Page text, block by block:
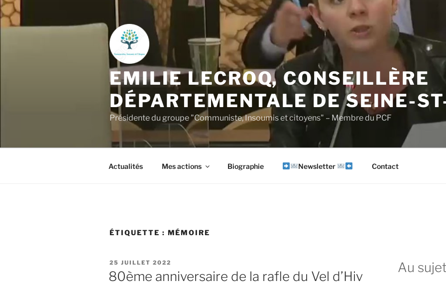
Aller
au
contenu
EMILIE LECROQ, CONSEILLÈRE
DÉPARTEMENTALE DE SEINE-
Présidente du groupe "Communiste, Insoumis et citoyens" – Membre du PCF
Actualités Mes actions Biographie Newsletter Contact
ÉTIQUETTE : MÉMOIRE
PUBLIÉ
LE
25 JUILLET 2022
80ème anniversaire de la rafle du Vel d’Hiv
Au